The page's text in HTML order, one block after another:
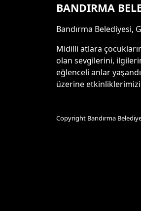
BANDIRMA
Bandırma Belediyesi,
Midilli atlara
olan sevgilerini,
eğlenceli anlar
üzerine
Copyright Bandırma